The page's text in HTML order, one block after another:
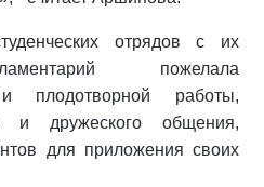
отрядов с их
пожелала
плодотворной работы,
и дружеского общения,
для приложения своих